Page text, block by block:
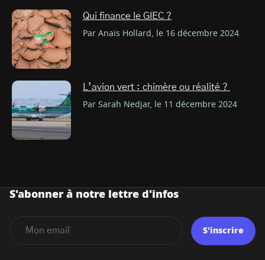
Qui finance le GIEC ?
Par Anaïs Hollard, le 16 décembre 2024
L’avion vert : chimère ou réalité ?
Par Sarah Nedjar, le 11 décembre 2024
S'abonner à notre lettre d'infos
S'inscrire